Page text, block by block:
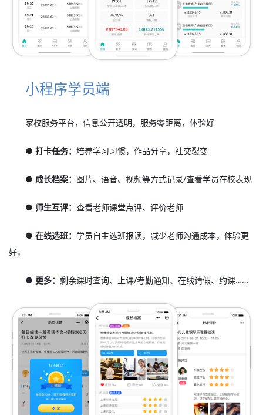
小程序学员端
家校服务平台，信息公开透明，服务零距离，体验好
● 打卡任务：培养学习习惯，作品分享，社交裂变
● 成长档案： 图片、语音、视频等方式记录/查看学员在校表现
● 师生互评：查看老师课堂点评、评价老师
● 在线选班：学员自主选班报读，减少老师沟通成本，体验更
好，
● 更多：剩余课时查询、上课/考勤通知、在线请假、约课……